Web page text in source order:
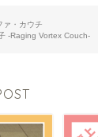
ァ・カウチ
-Raging Vortex Couch-